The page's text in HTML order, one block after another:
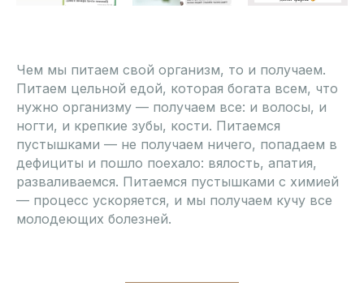
Чем мы питаем свой организм, то и получаем.
Питаем цельной едой, которая богата всем, что
нужно организму — получаем все: и волосы, и
ногти, и крепкие зубы, кости. Питаемся
пустышками — не получаем ничего, попадаем в
дефициты и пошло поехало: вялость, апатия,
разваливаемся. Питаемся пустышками с химией
— процесс ускоряется, и мы получаем кучу все
молодеющих болезней.